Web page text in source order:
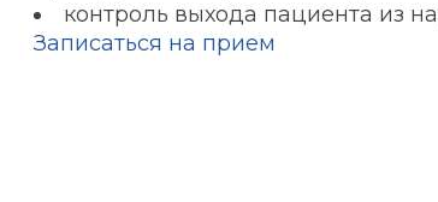
контроль выхода пациента из
Записаться на прием